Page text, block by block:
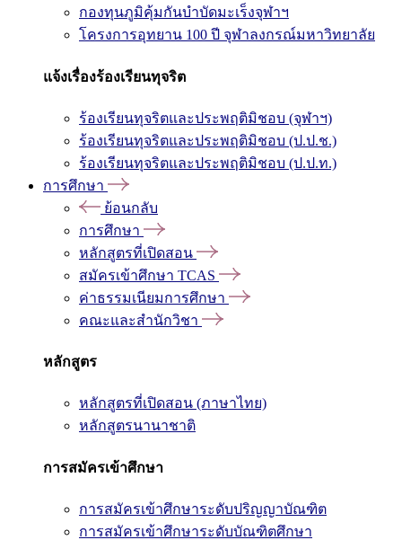
กองทุนภูมิคุ้มกันบำบัดมะเร็งจุฬาฯ
โครงการอุทยาน 100 ปี จุฬาลงกรณ์มหาวิทยาลัย
แจ้งเรื่องร้องเรียนทุจริต
ร้องเรียนทุจริตและประพฤติมิชอบ (จุฬาฯ)
ร้องเรียนทุจริตและประพฤติมิชอบ (ป.ป.ช.)
ร้องเรียนทุจริตและประพฤติมิชอบ (ป.ป.ท.)
การศึกษา
ย้อนกลับ
การศึกษา
หลักสูตรที่เปิดสอน
สมัครเข้าศึกษา TCAS
ค่าธรรมเนียมการศึกษา
คณะและสำนักวิชา
หลักสูตร
หลักสูตรที่เปิดสอน (ภาษาไทย)
หลักสูตรนานาชาติ
การสมัครเข้าศึกษา
การสมัครเข้าศึกษาระดับปริญญาบัณฑิต
การสมัครเข้าศึกษาระดับบัณฑิตศึกษา